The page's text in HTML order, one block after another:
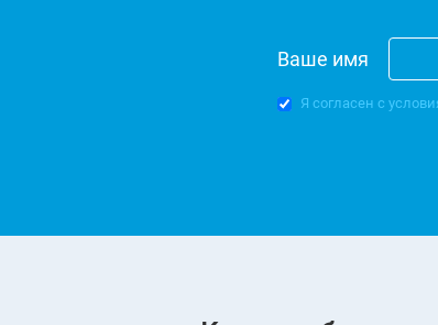
Ваше имя
Я согласен с